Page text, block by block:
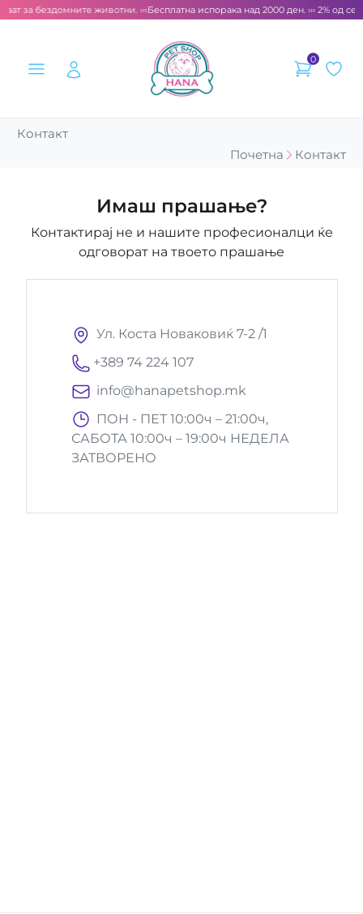
за бездомните животни. ‹‹‹Бесплатна испорака над 2000 ден. ››› 2% од
0
Контакт
Почетна
Контакт
Имаш прашање?
Контактирај не и нашите професионалци ќе
одговорат на твоето прашање
Ул. Коста Новаковиќ 7-2 /1
+389 74 224 107
info@hanapetshop.mk
ПОН - ПЕТ 10:00ч – 21:00ч,
САБОТА 10:00ч – 19:00ч НЕДЕЛА
ЗАТВОРЕНО